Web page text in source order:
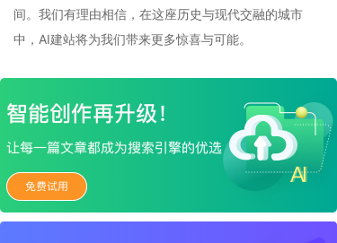
间。我们有理由相信，在这座历史与现代交融的城市
中，AI建站将为我们带来更多惊喜与可能。